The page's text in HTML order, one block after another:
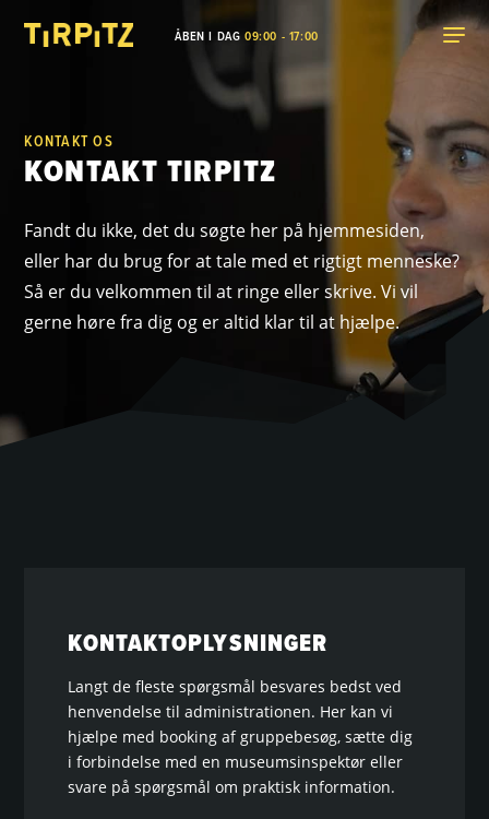
ÅBEN I DAG09:00 - 17:00
KONTAKT OS
KONTAKT TIRPITZ
Fandt du ikke, det du søgte her på hjemmesiden,
eller har du brug for at tale med et rigtigt menneske?
Så er du velkommen til at ringe eller skrive. Vi vil
gerne høre fra dig og er altid klar til at hjælpe.
KONTAKTOPLYSNINGER
Langt de fleste spørgsmål besvares bedst ved
henvendelse til administrationen. Her kan vi
hjælpe med booking af gruppebesøg, sætte dig
i forbindelse med en museumsinspektør eller
svare på spørgsmål om praktisk information.